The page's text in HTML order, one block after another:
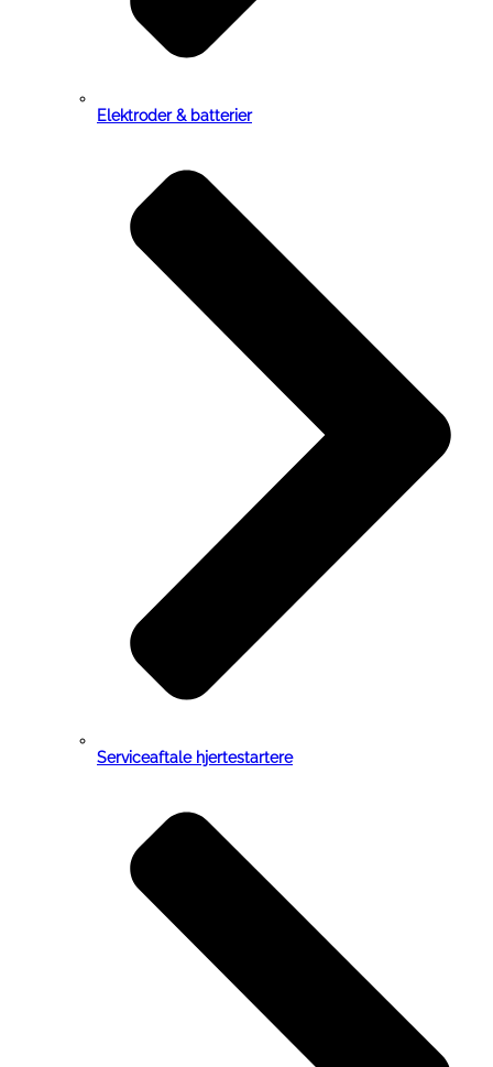
Elektroder & batterier
Serviceaftale hjertestartere